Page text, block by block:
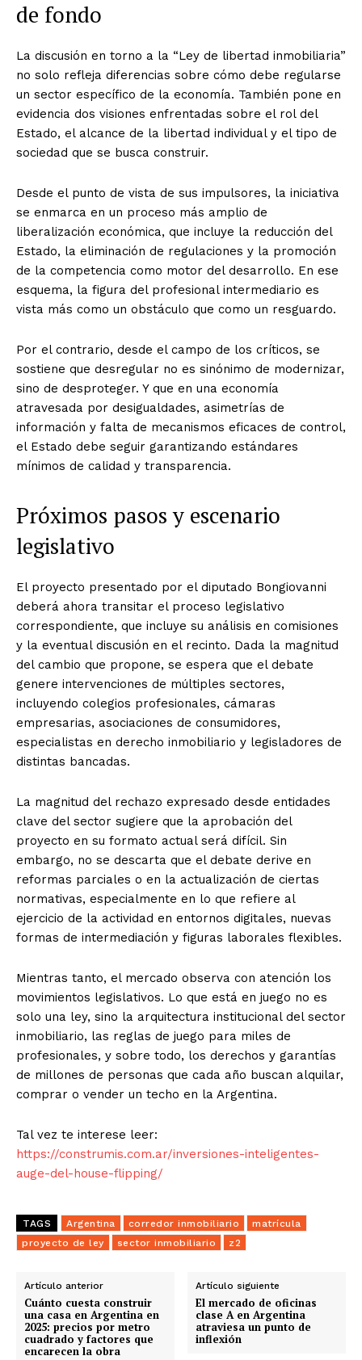
de fondo
La discusión en torno a la “Ley de libertad inmobiliaria”
no solo refleja diferencias sobre cómo debe regularse
un sector específico de la economía. También pone en
evidencia dos visiones enfrentadas sobre el rol del
Estado, el alcance de la libertad individual y el tipo de
sociedad que se busca construir.
Desde el punto de vista de sus impulsores, la iniciativa
se enmarca en un proceso más amplio de
liberalización económica, que incluye la reducción del
Estado, la eliminación de regulaciones y la promoción
de la competencia como motor del desarrollo. En ese
esquema, la figura del profesional intermediario es
vista más como un obstáculo que como un resguardo.
Por el contrario, desde el campo de los críticos, se
sostiene que desregular no es sinónimo de modernizar,
sino de desproteger. Y que en una economía
atravesada por desigualdades, asimetrías de
información y falta de mecanismos eficaces de control,
el Estado debe seguir garantizando estándares
mínimos de calidad y transparencia.
Próximos pasos y escenario
legislativo
El proyecto presentado por el diputado Bongiovanni
deberá ahora transitar el proceso legislativo
correspondiente, que incluye su análisis en comisiones
y la eventual discusión en el recinto. Dada la magnitud
del cambio que propone, se espera que el debate
genere intervenciones de múltiples sectores,
incluyendo colegios profesionales, cámaras
empresarias, asociaciones de consumidores,
especialistas en derecho inmobiliario y legisladores de
distintas bancadas.
La magnitud del rechazo expresado desde entidades
clave del sector sugiere que la aprobación del
proyecto en su formato actual será difícil. Sin
embargo, no se descarta que el debate derive en
reformas parciales o en la actualización de ciertas
normativas, especialmente en lo que refiere al
ejercicio de la actividad en entornos digitales, nuevas
formas de intermediación y figuras laborales flexibles.
Mientras tanto, el mercado observa con atención los
movimientos legislativos. Lo que está en juego no es
solo una ley, sino la arquitectura institucional del sector
inmobiliario, las reglas de juego para miles de
profesionales, y sobre todo, los derechos y garantías
de millones de personas que cada año buscan alquilar,
comprar o vender un techo en la Argentina.
Tal vez te interese leer:
https://construmis.com.ar/inversiones-inteligentes-
auge-del-house-flipping/
TAGS Argentina corredor inmobiliario
matrícula
proyecto de ley
sector inmobiliario z2
Artículo anterior
Cuánto cuesta construir
una casa en Argentina en
2025: precios por metro
cuadrado y factores que
encarecen la obra
Artículo siguiente
El mercado de oficinas
clase A en Argentina
atraviesa un punto de
inflexión